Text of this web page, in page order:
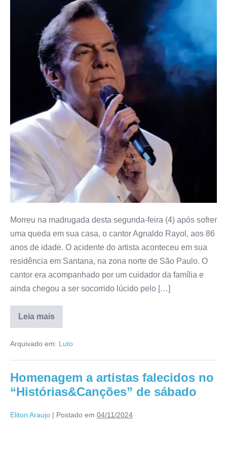
Morreu na madrugada desta segunda-feira (4) após sofrer
uma queda em sua casa, o cantor Agnaldo Rayol, aos 86
anos de idade. O acidente do artista aconteceu em sua
residência em Santana, na zona norte de São Paulo. O
cantor era acompanhado por um cuidador da família e
ainda chegou a ser socorrido lúcido pelo […]
Leia mais
Arquivado em: Luto
Homenagem a artistas falecidos no
“Histórias&Canções” de sábado
Eliton Araujo | Postado em 04/11/2024